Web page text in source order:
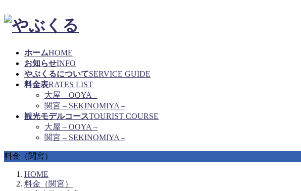
ホームHOME
お知らせINFO
やぶくるについてSERVICE GUIDE
料金表RATES LIST
大屋 – OOYA –
関宮 – SEKINOMIYA –
観光モデルコースTOURIST COURSE
大屋 – OOYA –
関宮 – SEKINOMIYA –
料金（関宮）
HOME
料金（関宮）